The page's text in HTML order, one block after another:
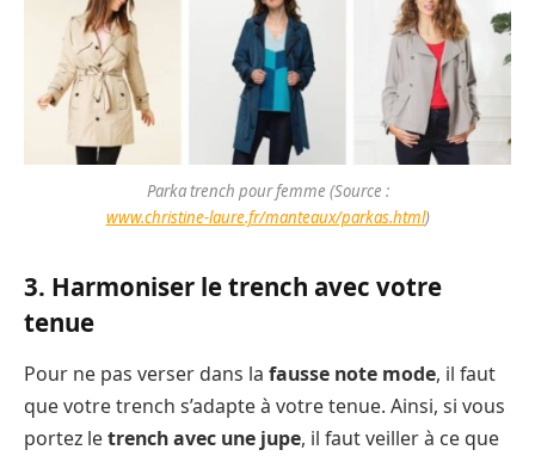
Parka trench pour femme (Source :
www.christine-laure.fr/manteaux/parkas.html)
3. Harmoniser le trench avec votre
tenue
Pour ne pas verser dans la fausse note mode, il faut
que votre trench s’adapte à votre tenue. Ainsi, si vous
portez letrench avec une jupe, il faut veiller à ce que